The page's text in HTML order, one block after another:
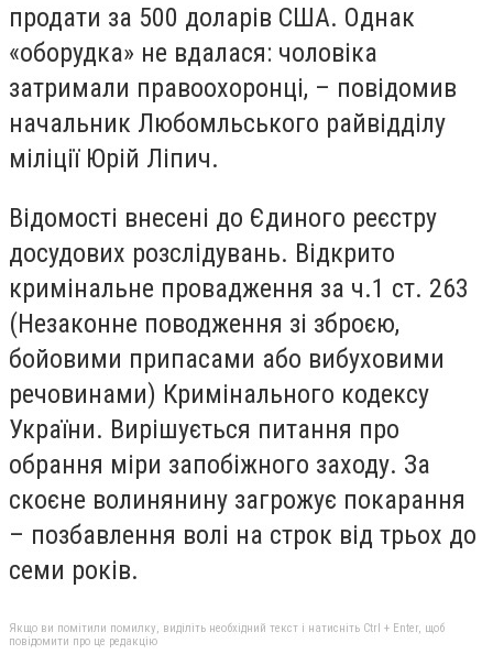
продати за 500 доларів США. Однак
«оборудка» не вдалася: чоловіка
затримали правоохоронці, – повідомив
начальник Любомльського райвідділу
міліції Юрій Ліпич.
Вiдомостi внесені до Єдиного реєстру
досудових розслідувань. Відкрито
кримінальне провадження за ч.1 ст. 263
(Незаконне поводження зі зброєю,
бойовими припасами або вибуховими
речовинами) Кримінального кодексу
України. Вирiшується питання про
обрання міри запобiжного заходу. За
скоєне волинянину загрожує покарання
– позбавлення волі на строк від трьох до
семи років.
Якщо ви помітили помилку, виділіть необхідний текст і натисніть Ctrl + Enter, щоб
повідомити про це редакцію